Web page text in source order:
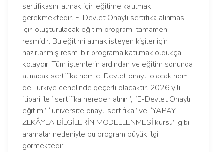
sertifikasını almak için eğitime katılmak
gerekmektedir. E-Devlet Onaylı sertifika alınması
için oluşturulacak eğitim programı tamamen
resmidir. Bu eğitimi almak isteyen kişiler için
hazırlanmış resmi bir programa katılmak oldukça
kolaydır. Tüm işlemlerin ardından ve eğitim sonunda
alınacak sertifika hem e-Devlet onaylı olacak hem
de Türkiye genelinde geçerli olacaktır. 2026 yılı
itibari ile “sertifika nereden alınır”, “E-Devlet Onaylı
eğitim”, “üniversite onaylı sertifika” ve “YAPAY
ZEKÂYLA BİLGİLERİN MODELLENMESİ kursu” gibi
aramalar nedeniyle bu program büyük ilgi
görmektedir.